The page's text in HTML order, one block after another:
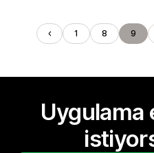
1 8 9
Uygulama